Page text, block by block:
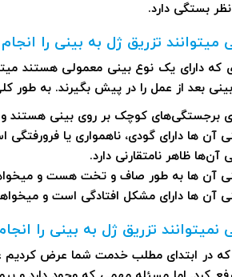
بستگی دارد.
تزریق ژل به بینی را
که دارای یک نوع بینی معمولی هستند
بعد از عمل را در پیش بگیرند. به طور
برجستگی‌های کوچک بر روی بینی هستند و
آن ها دارای گودی، ناهمواری یا فرورفتگی
آن‌ها ظاهر نامتقارنی دارد.
آن ها به طور صاف و تخت هست و
آن ها دارای مشکل افتادگی است و
تزریق ژل به بینی را
در ابتدای مطلب خدمت شما عرض کردیم عمل